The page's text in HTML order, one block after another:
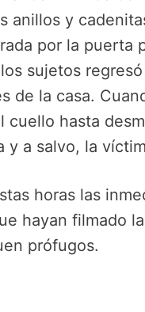
anillos y
por la puerta
sujetos
de la casa.
hasta
a salvo, la
horas las
hayan filmado
prófugos.